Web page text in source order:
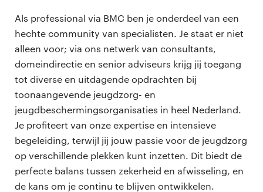
Als professional via BMC ben je onderdeel van een
hechte community van specialisten. Je staat er niet
alleen voor; via ons netwerk van consultants,
domeindirectie en senior adviseurs krijg jij toegang
tot diverse en uitdagende opdrachten bij
toonaangevende jeugdzorg- en
jeugdbeschermingsorganisaties in heel Nederland.
Je profiteert van onze expertise en intensieve
begeleiding, terwijl jij jouw passie voor de jeugdzorg
op verschillende plekken kunt inzetten. Dit biedt de
perfecte balans tussen zekerheid en afwisseling, en
de kans om je continu te blijven ontwikkelen.